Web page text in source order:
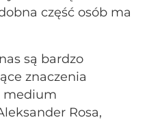
część osób ma
są bardzo
znaczenia
medium
Rosa,